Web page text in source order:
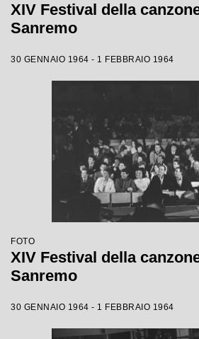
XIV Festival della
Sanremo
30 GENNAIO 1964 - 1 FEBBRAIO 1964
FOTO
XIV Festival della
Sanremo
30 GENNAIO 1964 - 1 FEBBRAIO 1964